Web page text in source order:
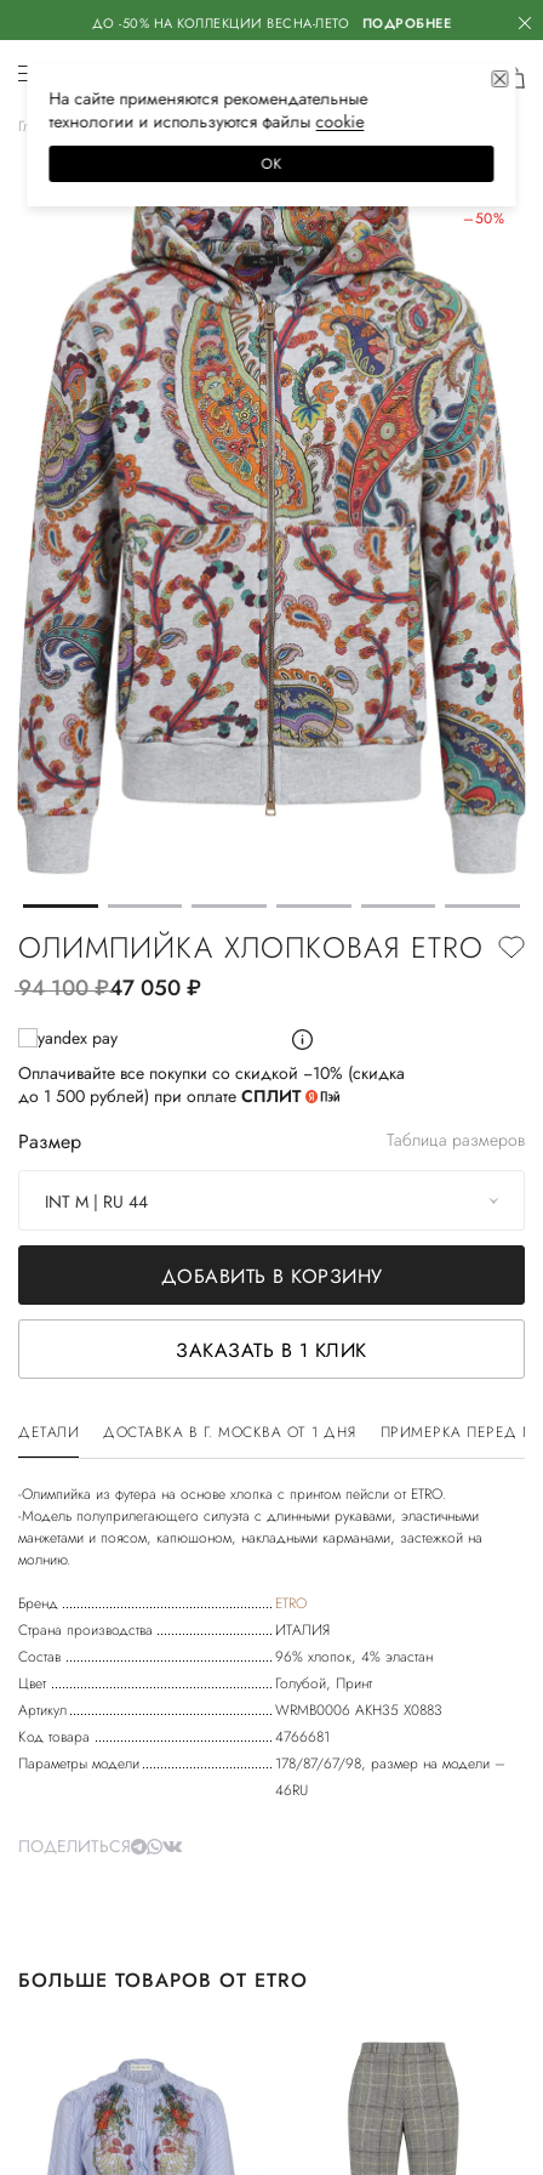
ДО -50% НА КОЛЛЕКЦИИ ВЕСНА-ЛЕТО ПОДРОБНЕЕ
Главная Женская Одежда Спортивная одежда
–50%
ОЛИМПИЙКА ХЛОПКОВАЯ ETRO
94 100руб.47 050руб.
Оплачивайте все покупки со скидкой −10% (скидка
до 1 500 рублей) при оплате СПЛИТ
Размер Таблица размеров
INT M | RU 44
ДОБАВИТЬ В КОРЗИНУ
ЗАКАЗАТЬ В 1 КЛИК
ДЕТАЛИ ДОСТАВКА В Г. МОСКВА ОТ 1 ДНЯ ПРИМЕРКА ПЕРЕД
-Олимпийка из футера на основе хлопка с принтом пейсли от ETRO.
-Модель полуприлегающего силуэта с длинными рукавами, эластичными
манжетами и поясом, капюшоном, накладными карманами, застежкой на
Бренд
ETRO
Страна производства
ИТАЛИЯ
Состав
96% хлопок, 4% эластан
Цвет
Голубой, Принт
Артикул
WRMB0006 AKH35 X0883
Код товара
4766681
Параметры модели
178/87/67/98, размер на модели –
46RU
ПОДЕЛИТЬСЯ
БОЛЬШЕ ТОВАРОВ ОТ ETRO
На сайте применяются рекомендательные
технологии и используются файлысооkiе
ОК